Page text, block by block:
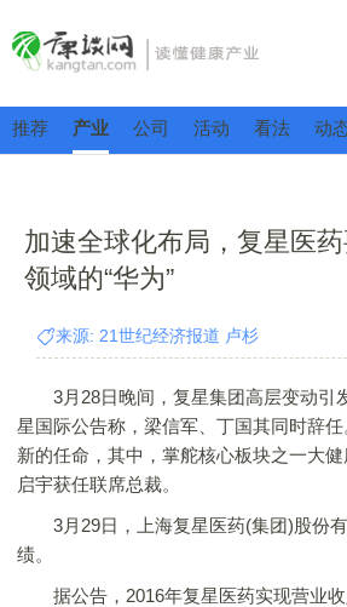
推荐 产业 公司 活动 看法 动
加速全球化布局，复星医
领域的“华为”
来源: 21世纪经济报道 卢杉
3月28日晚间，复星集团高层变动引
星国际公告称，梁信军、丁国其同时辞
新的任命，其中，掌舵核心板块之一大
启宇获任联席总裁。
3月29日，上海复星医药(集团)股份有
绩。
据公告，2016年复星医药实现营业收